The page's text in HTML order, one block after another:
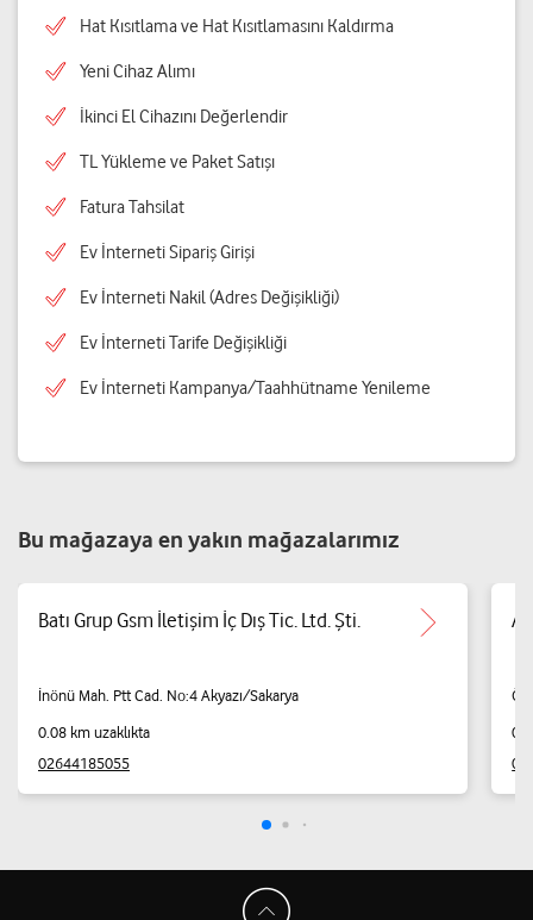
Hat Kısıtlama ve Hat Kısıtlamasını Kaldırma
Yeni Cihaz Alımı
İkinci El Cihazını Değerlendir
TL Yükleme ve Paket Satışı
Fatura Tahsilat
Ev İnterneti Sipariş Girişi
Ev İnterneti Nakil (Adres Değişikliği)
Ev İnterneti Tarife Değişikliği
Ev İnterneti Kampanya/Taahhütname Yenileme
Bu mağazaya en yakın mağazalarımız
Batı Grup Gsm İletişim İç Dış Tic. Ltd. Şti.
İnönü Mah. Ptt Cad. No:4 Akyazı/Sakarya
0.08 km uzaklıkta
02644185055